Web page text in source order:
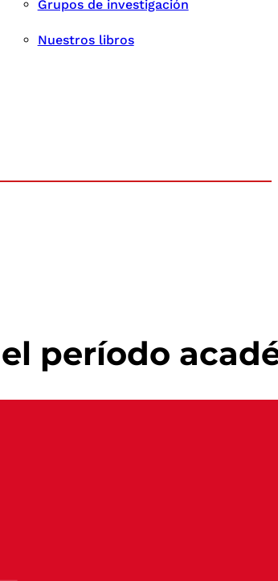
Grupos de investigación
Nuestros libros
período